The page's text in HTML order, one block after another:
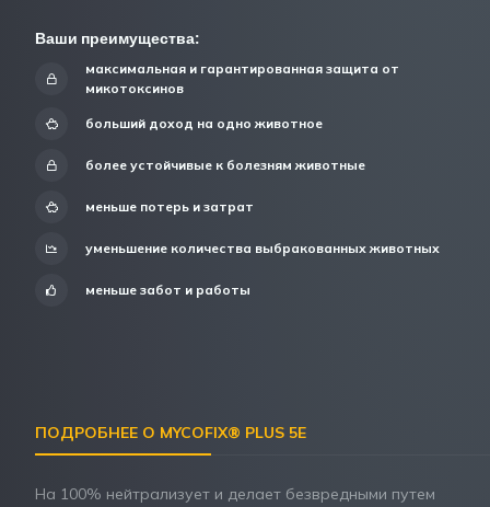
Ваши преимущества:
максимальная и гарантированная защита от
микотоксинов
больший доход на одно животное
более устойчивые к болезням животные
меньше потерь и затрат
уменьшение количества выбракованных животных
меньше забот и работы
ПОДРОБНЕЕ О MYCOFIX® PLUS 5E
На 100% нейтрализует и делает безвредными путем